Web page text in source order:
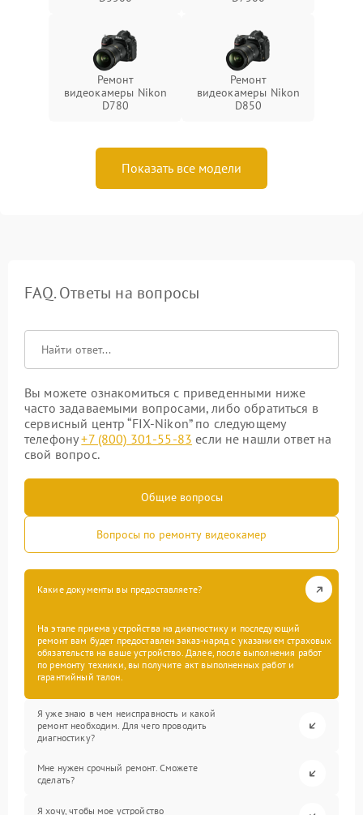
Ремонт
видеокамеры Nikon
D780
Ремонт
видеокамеры Nikon
D850
Показать все модели
FAQ. Ответы на вопросы
Вы можете ознакомиться с приведенными ниже
часто задаваемыми вопросами, либо обратиться в
сервисный центр “FIX-Nikon” по следующему
телефону+7 (800) 301-55-83 если не нашли ответ на
свой вопрос.
Общие вопросы
Вопросы по ремонту видеокамер
Какие документы вы предоставляете?
На этапе приема устройства на диагностику и последующий
ремонт вам будет предоставлен заказ-наряд с указанием страховых
обязательств на ваше устройство. Далее, после выполнения работ
по ремонту техники, вы получите акт выполненных работ и
гарантийный талон.
Я уже знаю в чем неисправность и какой
ремонт необходим. Для чего проводить
диагностику?
Мне нужен срочный ремонт. Сможете
сделать?
Я хочу, чтобы мое устройство